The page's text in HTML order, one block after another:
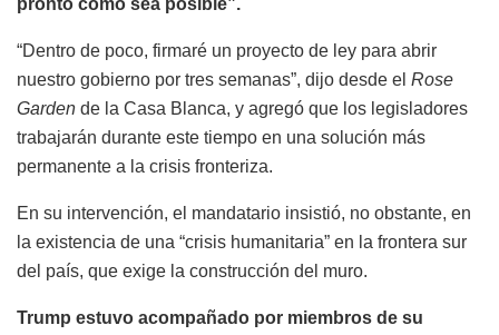
“Dentro de poco, firmaré un proyecto de ley para abrir
nuestro gobierno por tres semanas”, dijo desde el Rose
Garden de la Casa Blanca, y agregó que los legisladores
trabajarán durante este tiempo en una solución más
permanente a la crisis fronteriza.
En su intervención, el mandatario insistió, no obstante, en
la existencia de una “crisis humanitaria” en la frontera sur
del país, que exige la construcción del muro.
Trump estuvo acompañado por miembros de su